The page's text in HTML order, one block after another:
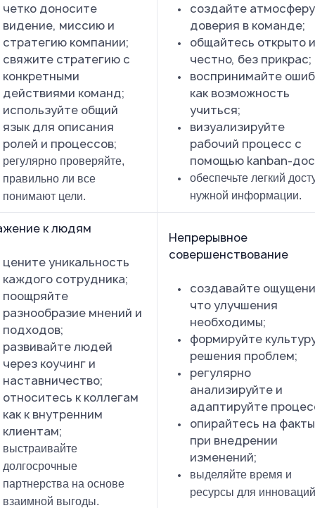
четко доносите
видение, миссию и
стратегию компании;
свяжите стратегию с
конкретными
действиями команд;
используйте общий
язык для описания
ролей и процессов;
регулярно проверяйте,
правильно ли все
понимают цели.
создайте атмосферу
доверия в команде;
общайтесь открыто и
честно, без прикрас;
воспринимайте
как возможность
учиться;
визуализируйте
рабочий процесс с
помощью kanban-
обеспечьте легкий
нужной информации.
к людям
цените уникальность
каждого сотрудника;
поощряйте
разнообразие мнений и
подходов;
развивайте людей
через коучинг и
наставничество;
относитесь к коллегам
как к внутренним
клиентам;
выстраивайте
долгосрочные
партнерства на основе
взаимной выгоды.
Непрерывное
совершенствование
создавайте
что улучшения
необходимы;
формируйте
решения проблем;
регулярно
анализируйте и
адаптируйте
опирайтесь на факты
при внедрении
изменений;
выделяйте время и
ресурсы для